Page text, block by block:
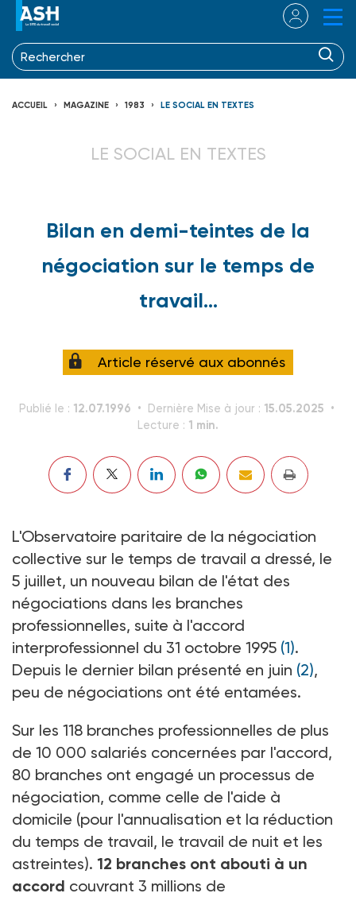
ACCUEIL MAGAZINE 1983 LE SOCIAL EN TEXTES
LE SOCIAL EN TEXTES
Bilan en demi-teintes de la
négociation sur le temps de
travail...
Article réservé aux abonnés
Publié le : 12.07.1996 Dernière Mise à jour : 15.05.2025
Lecture : 1 min.
L'Observatoire paritaire de la négociation
collective sur le temps de travail a dressé, le
5 juillet, un nouveau bilan de l'état des
négociations dans les branches
professionnelles, suite à l'accord
interprofessionnel du 31 octobre 1995 (1).
Depuis le dernier bilan présenté en juin (2),
peu de négociations ont été entamées.
Sur les 118 branches professionnelles de plus
de 10 000 salariés concernées par l'accord,
80 branches ont engagé un processus de
négociation, comme celle de l'aide à
domicile (pour l'annualisation et la réduction
du temps de travail, le travail de nuit et les
astreintes). 12 branches ont abouti à un
accord couvrant 3 millions de